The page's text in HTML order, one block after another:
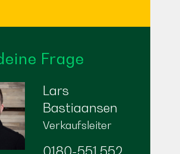
Frage
Lars
Bastiaansen
Verkaufsleiter